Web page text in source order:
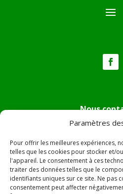
Paramètres
Pour offrir les meilleures expériences,
telles que les cookies pour stocker et/
l'appareil. Le consentement à ces
traiter des données telles que le
identifiants uniques sur ce site. Ne pas
consentement peut affecter
Nous
Tél :
Mail:
Adresse :Hôtel de ville
Le
20230 Pietra